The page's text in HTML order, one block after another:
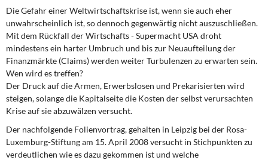
Steuer- und Finanzpolitik
Öffentliche Infrastruktur und Daseinsvorsorge
Eurokrise und Griechenland
DIE LINKE
Memo-Gruppe
Die Gefahr einer Weltwirtschaftskrise ist, wenn sie auch eher
unwahrscheinlich ist, so dennoch gegenwärtig nicht auszuschließen.
Mit dem Rückfall der Wirtschafts - Supermacht USA droht
mindestens ein harter Umbruch und bis zur Neuaufteilung der
Finanzmärkte (Claims) werden weiter Turbulenzen zu erwarten sein.
Wen wird es treffen?
Der Druck auf die Armen, Erwerbslosen und Prekarisierten wird
steigen, solange die Kapitalseite die Kosten der selbst verursachten
Krise auf sie abzuwälzen versucht.
Der nachfolgende Folienvortrag, gehalten in Leipzig bei der Rosa-
Luxemburg-Stiftung am 15. April 2008 versucht in Stichpunkten zu
verdeutlichen wie es dazu gekommen ist und welche